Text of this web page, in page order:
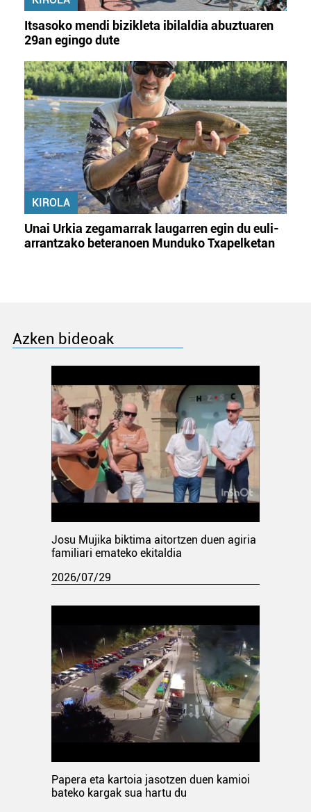
Itsasoko mendi bizikleta ibilaldia abuztuaren
29an egingo dute
KIROLA
Unai Urkia zegamarrak laugarren egin du euli-
arrantzako beteranoen Munduko Txapelketan
Azken bideoak
Josu Mujika biktima aitortzen duen agiria
familiari emateko ekitaldia
2026/07/29
Papera eta kartoia jasotzen duen kamioi
bateko kargak sua hartu du